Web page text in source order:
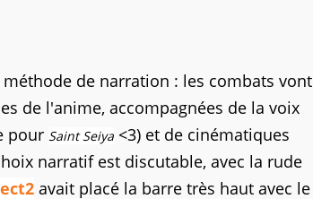
de narration : les combats vont
de l'anime, accompagnées de la voix
pour Saint Seiya <3) et de cinématiques
narratif est discutable, avec la rude
avait placé la barre très haut avec le